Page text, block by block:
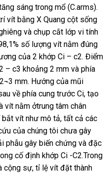
sáng trong mổ (C.arms).
vít bằng X Quang cột sống
và chụp cắt lớp vi tính
số lượng vít nằm đúng
của 2 khớp Ci – c2. Điểm
– c3 khoảng 2 mm và phía
mm. Hướng của mũi
về phía cung trước Ci, tạo
vít nằm ởtrung tâm chân
vít như mô tả, tất cả các
của chúng tôi chưa gây
phẫu gây biến chứng và đặc
cố định khớp Ci -C2.Trong
cộng sự, tỉ lệ vít đặt thành